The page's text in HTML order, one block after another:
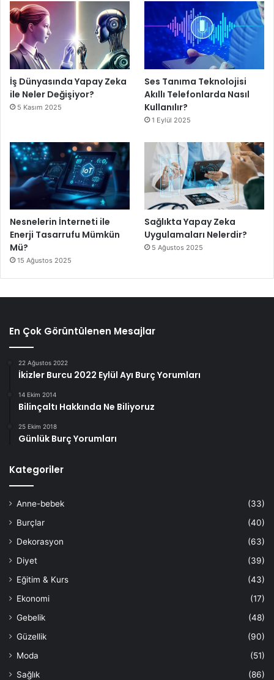
İş Dünyasında Yapay Zeka
ile Neler Değişiyor?
5 Kasım 2025
Ses Tanıma Teknolojisi
Akıllı Telefonlarda Nasıl
Kullanılır?
1 Eylül 2025
Nesnelerin İnterneti ile
Enerji Tasarrufu Mümkün
Mü?
15 Ağustos 2025
Sağlıkta Yapay Zeka
Uygulamaları Nelerdir?
5 Ağustos 2025
En Çok Görüntülenen Mesajlar
22 Ağustos 2022
İkizler Burcu 2022 Eylül Ayı Burç Yorumları
14 Ekim 2014
Bilinçaltı Hakkında Ne Biliyoruz
25 Ekim 2018
Günlük Burç Yorumları
Kategoriler
Anne-bebek
(33)
Burçlar
(40)
Dekorasyon
(63)
Diyet
(39)
Eğitim & Kurs
(43)
Ekonomi
(17)
Gebelik
(48)
Güzellik
(90)
Moda
(51)
Sağlık
(86)